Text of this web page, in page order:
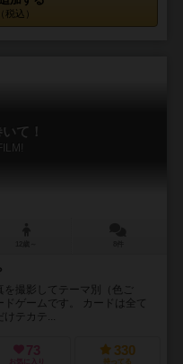
税込）
て！
撮影してテーマ別（色ご
ゲームです。 カードは全て
けテカテ...
73
お気に入り
330
持ってる